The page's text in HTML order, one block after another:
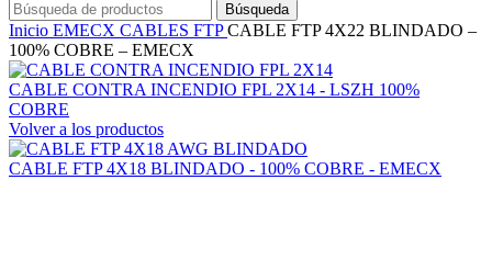
Búsqueda
Inicio EMECX CABLES FTPCABLE FTP 4X22 BLINDADO –
100% COBRE – EMECX
CABLE CONTRA INCENDIO FPL 2X14 - LSZH 100%
COBRE
Volver a los productos
CABLE FTP 4X18 BLINDADO - 100% COBRE - EMECX